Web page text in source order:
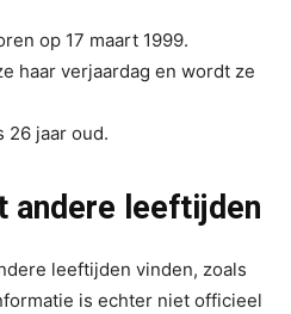
op 17 maart 1999.
haar verjaardag en wordt ze
26 jaar oud.
andere leeftijden
leeftijden vinden, zoals
is echter niet officieel